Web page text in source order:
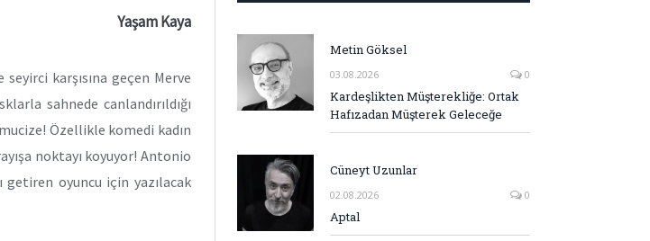
Yaşam Kaya
karşısına geçen Merve
sahnede canlandırıldığı
Özellikle komedi kadın
noktayı koyuyor! Antonio
getiren oyuncu için yazılacak
Metin Göksel
03.08.2026 0
Kardeşlikten Müşterekliğe: Ortak
Hafızadan Müşterek Geleceğe
Cüneyt Uzunlar
02.08.2026 0
Aptal